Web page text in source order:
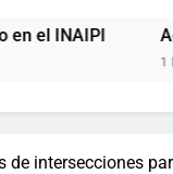
Agente de la
de intersecciones